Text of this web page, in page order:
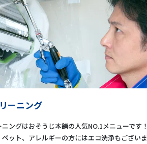
ーニング
ングはおそうじ本舗の人気NO.1メニューです
ット、アレルギーの方にはエコ洗浄もございま